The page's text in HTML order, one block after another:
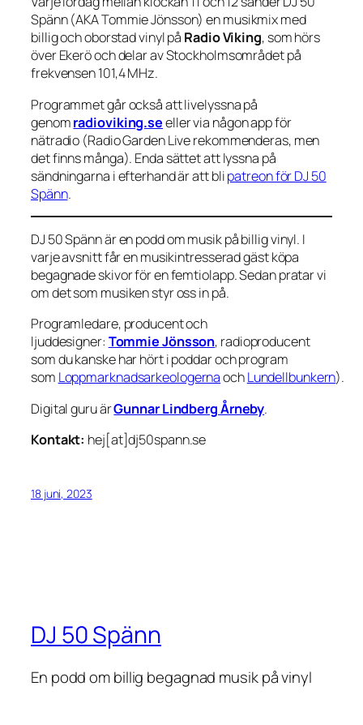
Spänn (AKA Tommie Jönsson) en musikmix med
billig och oborstad vinyl på Radio Viking, som hörs
över Ekerö och delar av Stockholmsområdet på
frekvensen 101,4 MHz.
Programmet går också att livelyssna på
genomradioviking.seeller via någon app för
nätradio (Radio Garden Live rekommenderas, men
det finns många). Enda sättet att lyssna på
sändningarna i efterhand är att blipatreon för DJ 50
Spänn.
DJ 50 Spänn är en podd om musik på billig vinyl. I
varje avsnitt får en musikintresserad gäst köpa
begagnade skivor för en femtiolapp. Sedan pratar vi
om det som musiken styr oss in på.
Programledare, producent och
ljuddesigner: Tommie Jönsson, radioproducent
som du kanske har hört i poddar och program
som LoppmarknadsarkeologernaochLundellbunkern).
Digital guru ärGunnar Lindberg Årneby.
Kontakt: hej[at]dj50spann.se
18 juni, 2023
DJ 50 Spänn
En podd om billig begagnad musik på vinyl